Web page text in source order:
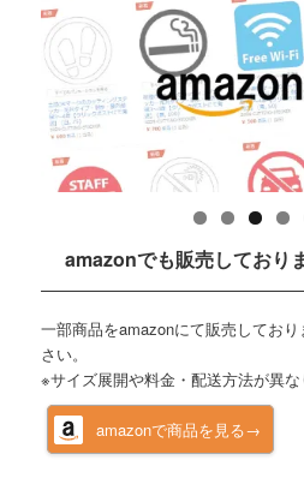
amazonでも販売しており
一部商品をamazonにて販売しており
さい。
※サイズ展開や料金・配送方法が異な
amazonで商品を見る→